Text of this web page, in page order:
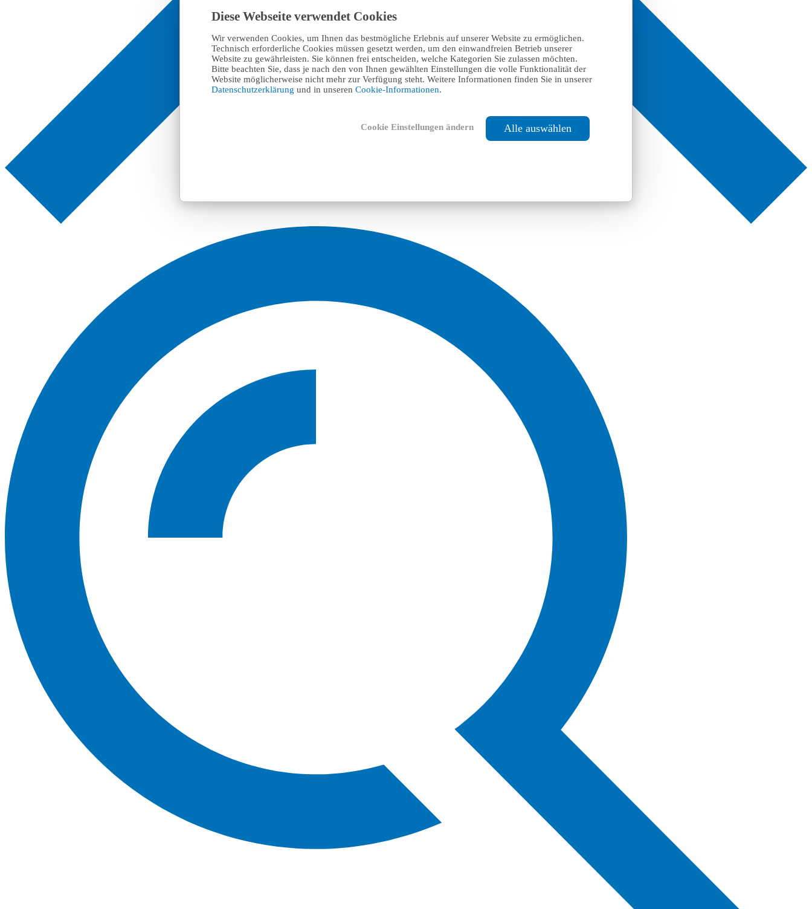
Diese Webseite verwendet Cookies
Wir verwenden Cookies, um Ihnen das bestmögliche Erlebnis auf unserer Website zu ermöglichen.
Technisch erforderliche Cookies müssen gesetzt werden, um den einwandfreien Betrieb unserer
Website zu gewährleisten. Sie können frei entscheiden, welche Kategorien Sie zulassen möchten.
Bitte beachten Sie, dass je nach den von Ihnen gewählten Einstellungen die volle Funktionalität der
Website möglicherweise nicht mehr zur Verfügung steht. Weitere Informationen finden Sie in unserer
Datenschutzerklärung und in unseren Cookie-Informationen.
Cookie Einstellungen ändern Alle auswählen